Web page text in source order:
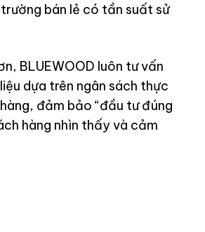
bán lẻ có tần suất sử
BLUEWOOD luôn tư vấn
dựa trên ngân sách thực
đảm bảo “đầu tư đúng
hàng nhìn thấy và cảm